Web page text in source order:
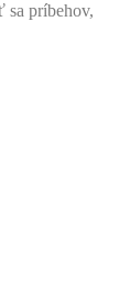
sa príbehov,